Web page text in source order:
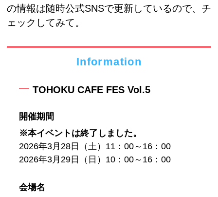
の情報は随時公式SNSで更新しているので、チ
ェックしてみて。
Information
TOHOKU CAFE FES Vol.5
開催期間
※本イベントは終了しました。
2026年3月28日（土）11：00～16：00
2026年3月29日（日）10：00～16：00
会場名